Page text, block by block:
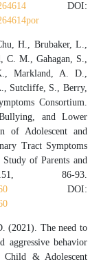
DOI:
H., Brubaker, L.,
C. M., Gahagan, S.,
Markland, A. D.,
Sutcliffe, S., Berry,
Consortium.
and Lower
of Adolescent and
Tract Symptoms
of Parents and
86-93.
DOI:
(2021). The need to
aggressive behavior
Child & Adolescent